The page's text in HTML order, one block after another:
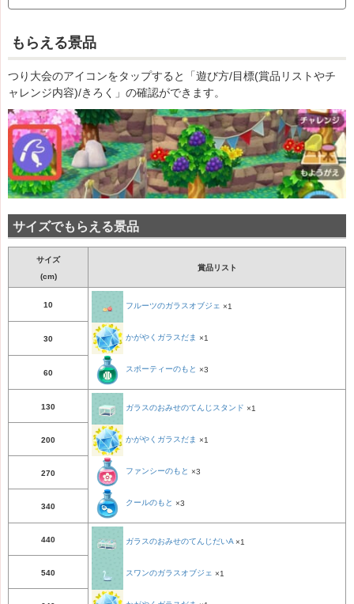
もらえる景品
つり大会のアイコンをタップすると「遊び方/目標(賞品リストやチ
ャレンジ内容)/きろく」の確認ができます。
サイズでもらえる景品
サイズ
(cm)
賞品リスト
10 フルーツのガラスオブジェ ×1
かがやくガラスだま ×1
スポーティーのもと ×3
30
60
130 ガラスのおみせのてんじスタンド ×1
かがやくガラスだま ×1
ファンシーのもと ×3
クールのもと ×3
200
270
340
440 ガラスのおみせのてんじだいA ×1
スワンのガラスオブジェ ×1
540